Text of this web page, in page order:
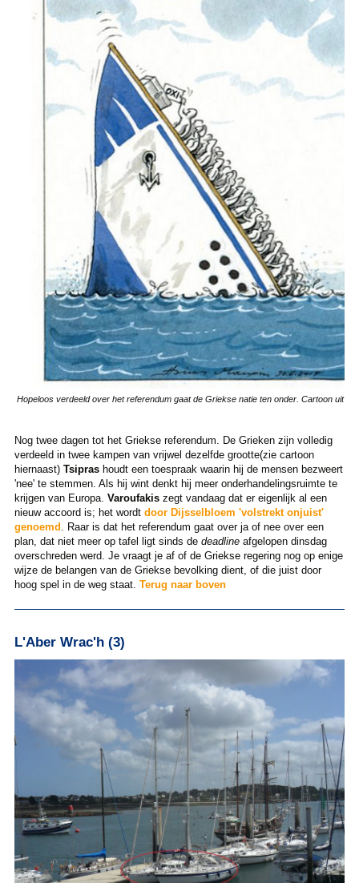
Hopeloos verdeeld over het referendum gaat de Griekse natie ten onder. Cartoon uit
Nog twee dagen tot het Griekse referendum. De Grieken zijn volledig
verdeeld in twee kampen van vrijwel dezelfde grootte(zie cartoon
hiernaast) Tsiprashoudt een toespraak waarin hij de mensen bezweert
'nee' te stemmen. Als hij wint denkt hij meer onderhandelingsruimte te
krijgen van Europa. Varoufakiszegt vandaag dat er eigenlijk al een
nieuw accoord is; het wordt door Dijsselbloem 'volstrekt onjuist'
genoemd . Raar is dat het referendum gaat over ja of nee over een
plan, dat niet meer op tafel ligt sinds de deadlineafgelopen dinsdag
overschreden werd. Je vraagt je af of de Griekse regering nog op enige
wijze de belangen van de Griekse bevolking dient, of die juist door
hoog spel in de weg staat. Terug naar boven
L'Aber Wrac'h (3)